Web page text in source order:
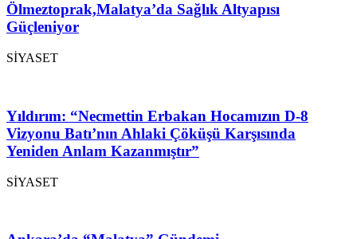
Ölmeztoprak,Malatya’da Sağlık Altyapısı
Güçleniyor
SİYASET
Yıldırım: “Necmettin Erbakan Hocamızın D-8
Vizyonu Batı’nın Ahlaki Çöküşü Karşısında
Yeniden Anlam Kazanmıştır”
SİYASET